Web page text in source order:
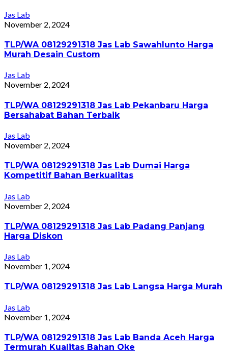
Jas Lab
November 2, 2024
TLP/WA 08129291318 Jas Lab Sawahlunto Harga
Murah Desain Custom
Jas Lab
November 2, 2024
TLP/WA 08129291318 Jas Lab Pekanbaru Harga
Bersahabat Bahan Terbaik
Jas Lab
November 2, 2024
TLP/WA 08129291318 Jas Lab Dumai Harga
Kompetitif Bahan Berkualitas
Jas Lab
November 2, 2024
TLP/WA 08129291318 Jas Lab Padang Panjang
Harga Diskon
Jas Lab
November 1, 2024
TLP/WA 08129291318 Jas Lab Langsa Harga Murah
Jas Lab
November 1, 2024
TLP/WA 08129291318 Jas Lab Banda Aceh Harga
Termurah Kualitas Bahan Oke